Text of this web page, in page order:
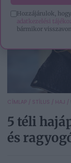
CÍMLAP / STÍLUS / HAJ /
5 téli
és
Hozzájárulok,
adatkezelési
bármikor